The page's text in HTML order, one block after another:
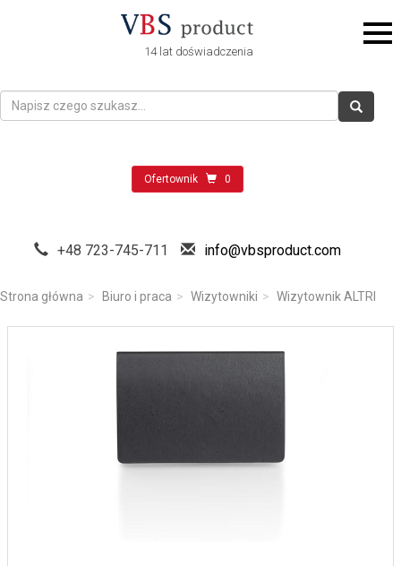
14 lat doświadczenia
Ofertownik 0
+48 723-745-711 info@vbsproduct.com
Strona główna Biuro i praca Wizytowniki Wizytownik ALTRI